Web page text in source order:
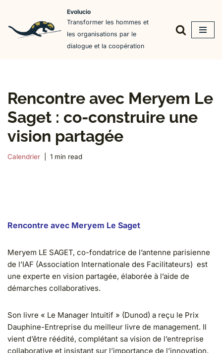
Aller
Evolucio
Transformer les hommes et
les organisations par le
dialogue et la coopération
Rencontre avec Meryem Le
Saget : co-construire une
vision partagée
Calendrier 1 min read
Rencontre avec Meryem Le Saget
Meryem LE SAGET, co-fondatrice de l’antenne parisienne
de l’IAF (Association Internationale des Facilitateurs) est
une experte en vision partagée, élaborée à l’aide de
démarches collaboratives.
Son livre « Le Manager Intuitif » (Dunod) a reçu le Prix
Dauphine-Entreprise du meilleur livre de management. Il
vient d’être réédité, complétant sa vision de l’entreprise
collaborative et insistant sur l’importance de l’innovation.